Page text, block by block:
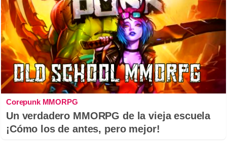
Corepunk MMORPG
Un verdadero MMORPG de la vieja escuela
¡Cómo los de antes, pero mejor!